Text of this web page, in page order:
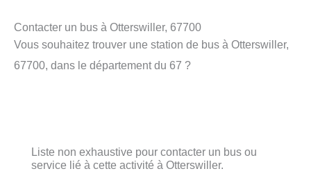
Contacter un bus à Otterswiller, 67700
Vous souhaitez trouver une station de bus à Otterswiller,
67700, dans le département du 67 ?
Liste non exhaustive pour contacter un bus ou
service lié à cette activité à Otterswiller.